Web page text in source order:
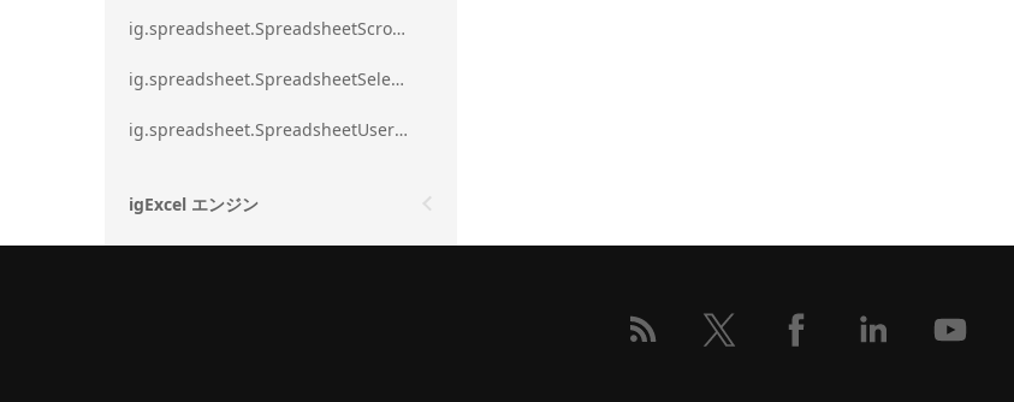
ig.spreadsheet.SpreadsheetScrollRegion
ig.spreadsheet.SpreadsheetSelection
ig.spreadsheet.SpreadsheetUserPromptTrigger
igExcel エンジン